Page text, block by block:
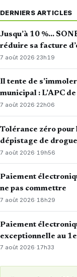
DERNIERS ARTICLES
Jusqu’à 10 %…
réduire sa facture
7 août 2026·23h19
Il tente de
municipal : L’APC
7 août 2026·22h06
Tolérance zéro
dépistage de
7 août 2026· 19h56
Paiement
ne pas commettre
7 août 2026·18h29
Paiement
exceptionnelle au
7 août 2026·17h33